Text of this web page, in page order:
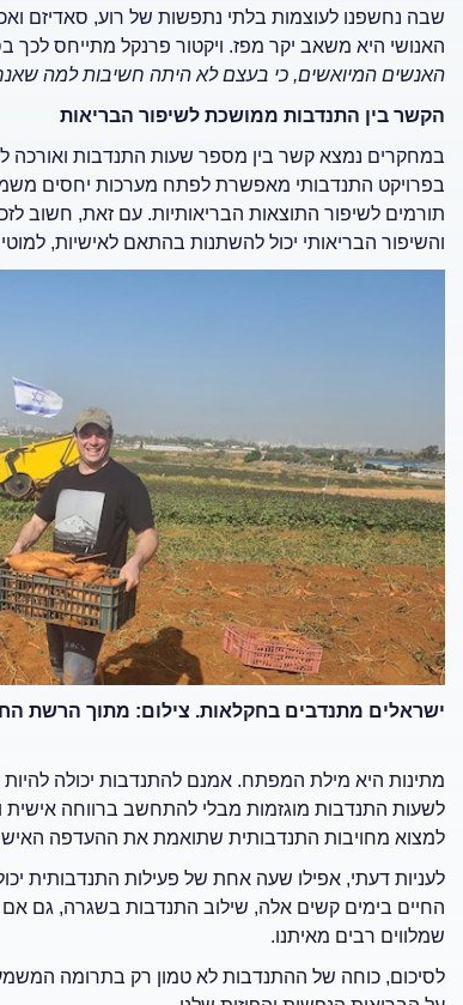
שבה נחשפנו לעוצמות בלתי נתפשות של רוע, סאדיזם
האנושי היא משאב יקר מפז. ויקטור פרנקל מתייחס
האנשים המיואשים, כי בעצם לא היתה חשיבות למה
הקשר בין התנדבות ממושכת לשיפור הבריאות
במחקרים נמצא קשר בין מספר שעות התנדבות ואורכה
בפרויקט התנדבותי מאפשרת לפתח מערכות יחסים
תורמים לשיפור התוצאות הבריאותיות. עם זאת, חשוב
והשיפור הבריאותי יכול להשתנות בהתאם לאישיות,
ישראלים מתנדבים בחקלאות. צילום: מתוך הרשת
מתינות היא מילת המפתח. אמנם להתנדבות יכולה להיות
לשעות התנדבות מוגזמות מבלי להתחשב ברווחה אישית
למצוא מחויבות התנדבותית שתואמת את ההעדפה
לעניות דעתי, אפילו שעה אחת של פעילות התנדבותית
החיים בימים קשים אלה, שילוב התנדבות בשגרה, גם אם
שמלווים רבים מאיתנו.
לסיכום, כוחה של ההתנדבות לא טמון רק בתרומה